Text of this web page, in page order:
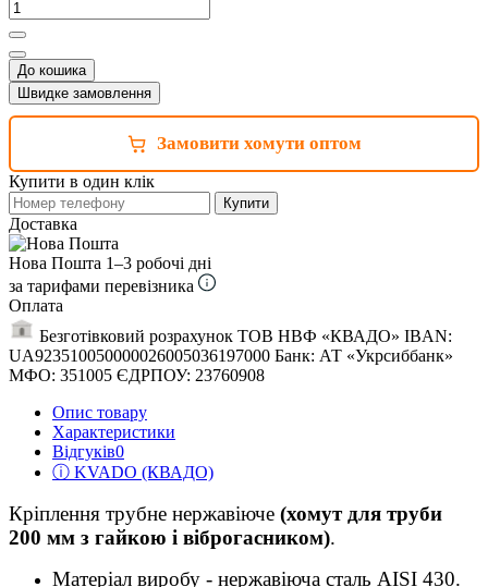
До кошика
Швидке замовлення
Замовити хомути оптом
Купити в один клік
Купити
Доставка
Нова Пошта 1–3 робочі дні
за тарифами перевізника
Оплата
Безготівковий розрахунок ТОВ НВФ «КВАДО» IBAN:
UA923510050000026005036197000 Банк: АТ «Укрсиббанк»
МФО: 351005 ЄДРПОУ: 23760908
Опис товару
Характеристики
Відгуків0
ⓘ KVADO (КВАДО)
Кріплення трубне нержавіюче (хомут для труби
200 мм з гайкою і віброгасником).
Матеріал виробу - нержавіюча сталь AISI 430.